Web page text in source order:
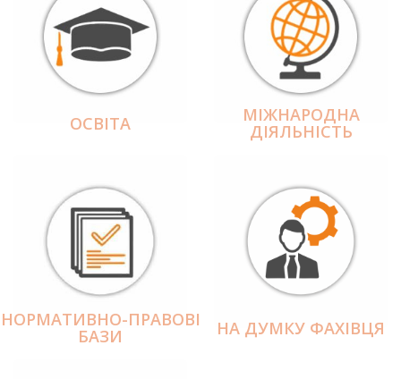
ОСВІТА МІЖНАРОДНА
ДІЯЛЬНІCТЬ
НОРМАТИВНО-ПРАВОВІ
БАЗИ НА ДУМКУ ФАХІВЦЯ